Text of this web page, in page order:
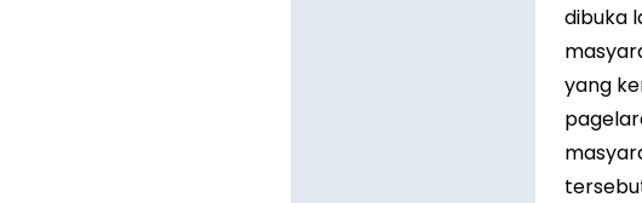
dibuka
yang